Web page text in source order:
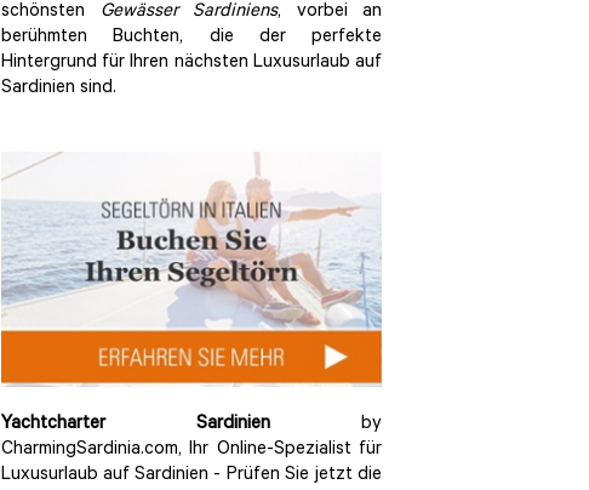
schönsten Gewässer Sardiniens, vorbei an
berühmten Buchten, die der perfekte
Hintergrund für Ihren nächsten Luxusurlaub auf
Sardinien sind.
Yachtcharter Sardinien by
CharmingSardinia.com, Ihr Online-Spezialist für
Luxusurlaub auf Sardinien - Prüfen Sie jetzt die